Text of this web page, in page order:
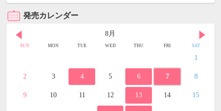
発売カレンダー
8月
SUN MON TUE WED THU FRI SAT
1
2 3 4 5 6 7 8
9 10 11 12 13 14 15